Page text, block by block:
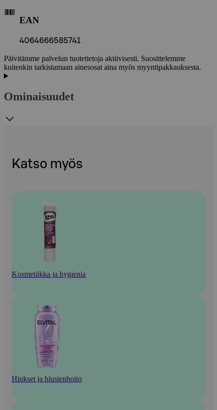
EAN
4064666585741
Päivitämme palvelun tuotetietoja aktiivisesti. Suosittelemme
kuitenkin tarkistamaan ainesosat aina myös myyntipakkauksesta.
Ominaisuudet
Katso myös
Kosmetiikka ja hygienia
Hiukset ja hiustenhoito